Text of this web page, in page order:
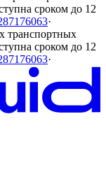
сроком до 12
·
транспортных
сроком до 12
·